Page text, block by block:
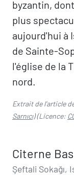
byzantin,
plus
aujourd'hui à
de Sainte-
l'église de la
nord.
Extrait de l'article
Sarnıcı)(Licence:
Citerne
Şeftali Sokağı,